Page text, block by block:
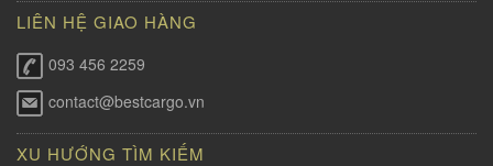
LIÊN HỆ GIAO HÀNG
093 456 2259
contact@bestcargo.vn
XU HƯỚNG TÌM KIẾM